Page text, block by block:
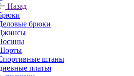
Назад
брюки
штаны
платья